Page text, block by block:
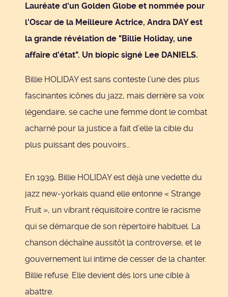
Lauréate d'un Golden Globe et nommée pour
l'Oscar de la Meilleure Actrice, Andra DAY est
la grande révélation de "Billie Holiday, une
affaire d'état". Un biopic signé Lee DANIELS.
Billie HOLIDAY est sans conteste l’une des plus
fascinantes icônes du jazz, mais derrière sa voix
légendaire, se cache une femme dont le combat
acharné pour la justice a fait d’elle la cible du
plus puissant des pouvoirs…
En 1939, Billie HOLIDAY est déjà une vedette du
jazz new-yorkais quand elle entonne « Strange
Fruit », un vibrant réquisitoire contre le racisme
qui se démarque de son répertoire habituel. La
chanson déchaîne aussitôt la controverse, et le
gouvernement lui intime de cesser de la chanter.
Billie refuse. Elle devient dès lors une cible à
abattre.